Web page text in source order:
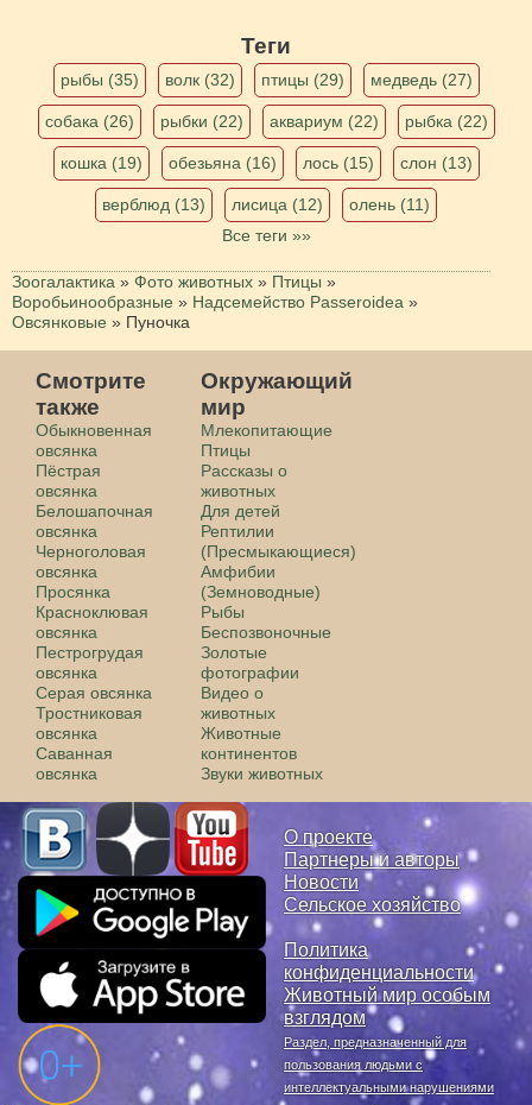
Теги
рыбы (35) волк (32) птицы (29) медведь (27)
собака (26) рыбки (22) аквариум (22) рыбка (22)
кошка (19) обезьяна (16) лось (15) слон (13)
верблюд (13) лисица (12)
олень (11)
Все теги »»
Зоогалактика » Фото животных » Птицы »
Воробьинообразные » Надсемейство Passeroidea »
Овсянковые » Пуночка
Смотрите
также
Обыкновенная
овсянка
Пёстрая
овсянка
Белошапочная
овсянка
Черноголовая
овсянка
Просянка
Красноклювая
овсянка
Пестрогрудая
овсянка
Серая овсянка
Тростниковая
овсянка
Саванная
овсянка
Окружающий
мир
Млекопитающие
Птицы
Рассказы о
животных
Для детей
Рептилии
(Пресмыкающиеся)
Амфибии
(Земноводные)
Рыбы
Беспозвоночные
Золотые
фотографии
Видео о
животных
Животные
континентов
Звуки животных
О проекте
Партнеры и авторы
Новости
Сельское хозяйство
Политика
конфиденциальности
Животный мир особым
взглядом
Раздел, предназначенный для
пользования людьми с
интеллектуальными нарушениями